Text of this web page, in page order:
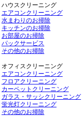
ハウスクリーニング
エアコンクリーニング
水まわりのお掃除
キッチンのお掃除
お部屋のお掃除
パックサービス
その他のお掃除
オフィスクリーニング
エアコンクリーニング
フロアクリーニング
カーペットクリーニング
ガラス・サッシクリーニング
蛍光灯クリーニング
その他のお掃除